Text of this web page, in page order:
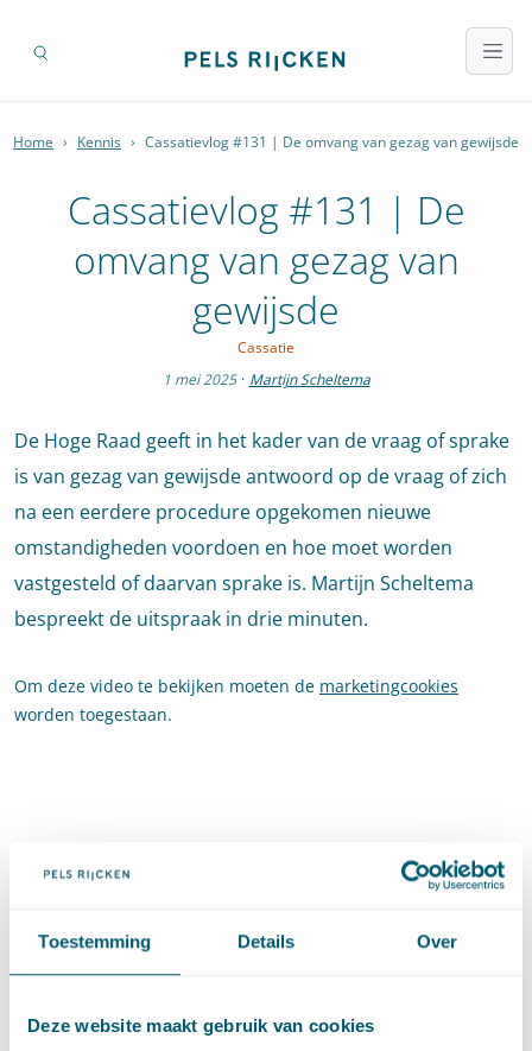
Toestemming Details Over
Deze website maakt gebruik van cookies
Home › Kennis › Cassatievlog #131 | De omvang van gezag van gewijsde
Cassatievlog #131 | De
omvang van gezag van
gewijsde
Cassatie
1 mei 2025 · Martijn Scheltema
De Hoge Raad geeft in het kader van de vraag of sprake
is van gezag van gewijsde antwoord op de vraag of zich
na een eerdere procedure opgekomen nieuwe
omstandigheden voordoen en hoe moet worden
vastgesteld of daarvan sprake is. Martijn Scheltema
bespreekt de uitspraak in drie minuten.
Om deze video te bekijken moeten de marketingcookies
worden toegestaan.
Deel dit artikel viaLinkedInene-mail